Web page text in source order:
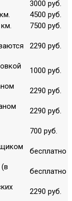
3000 руб.
4500 руб.
7500 руб.
2290 руб.
1000 руб.
2290 руб.
2290 руб.
700 руб.
бесплатно
бесплатно
2290 руб.